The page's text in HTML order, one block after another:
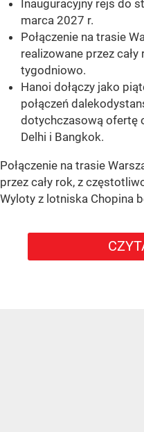
Inauguracyjny rejs do
marca 2027 r.
Połączenie na trasie
realizowane przez
tygodniowo.
Hanoi dołączy jako
połączeń
dotychczasową ofertę
Delhi i Bangkok.
Połączenie na trasie
przez cały rok, z
Wyloty z lotniska Chopina